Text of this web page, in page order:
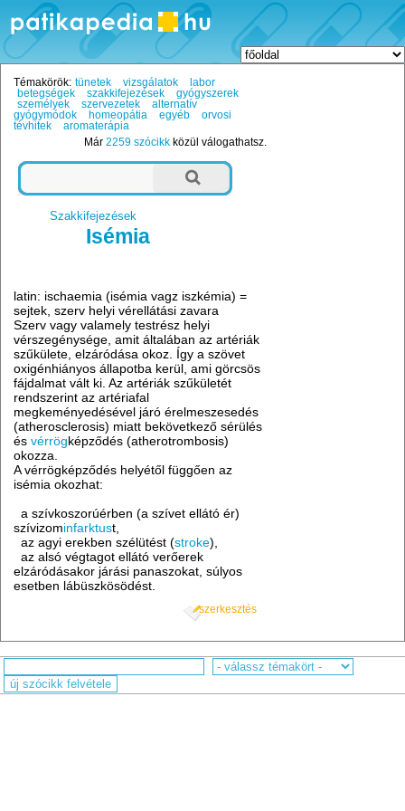
Témakörök: tünetek vizsgálatok
labor
betegségek
szakkifejezések
gyógyszerek
személyek
szervezetek
alternatív
gyógymódok
homeopátia egyéb
orvosi
tévhitek
aromaterápia
Már2259 szócikk közül válogathatsz.
Szakkifejezések
Isémia
latin: ischaemia (isémia vagz iszkémia) =
sejtek, szerv helyi vérellátási zavara
Szerv vagy valamely testrész helyi
vérszegénysége, amit általában az artériák
szűkülete, elzáródása okoz. Így a szövet
oxigénhiányos állapotba kerül, ami görcsös
fájdalmat vált ki. Az artériák szűkületét
rendszerint az artériafal
megkeményedésével járó érelmeszesedés
(atherosclerosis) miatt bekövetkező sérülés
ésvérrögképződés (atherotrombosis)
okozza.
A vérrögképződés helyétől függően az
isémia okozhat:
a szívkoszorúérben (a szívet ellátó ér)
szívizominfarktust,
az agyi erekben szélütést (stroke),
az alsó végtagot ellátó verőerek
elzáródásakor járási panaszokat, súlyos
esetben lábüszkösödést.
szerkesztés